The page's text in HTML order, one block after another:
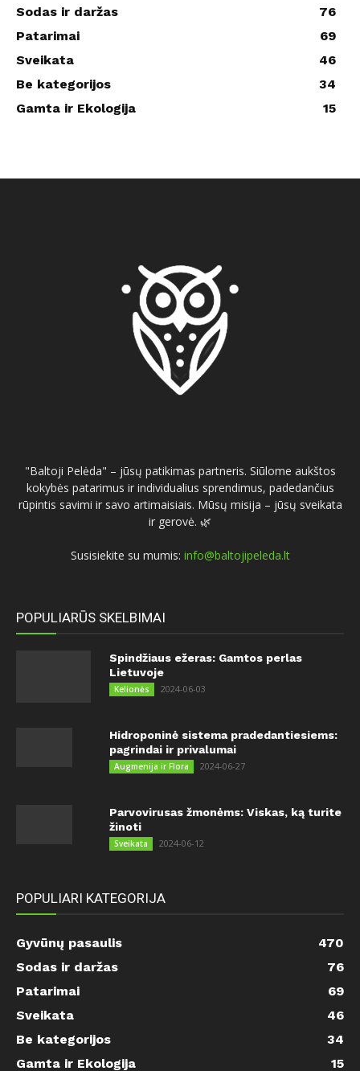
Sodas ir daržas
76
Patarimai
69
Sveikata
46
Be kategorijos
34
Gamta ir Ekologija
15
"Baltoji Pelėda" – jūsų patikimas partneris. Siūlome aukštos
kokybės patarimus ir individualius sprendimus, padedančius
rūpintis savimi ir savo artimaisiais. Mūsų misija – jūsų sveikata
ir gerovė. 🌿
Susisiekite su mumis: info@baltojipeleda.lt
POPULIARŪS SKELBIMAI
Spindžiaus ežeras: Gamtos perlas
Lietuvoje
Kelionės 2024-06-03
Hidroponinė sistema pradedantiesiems:
pagrindai ir privalumai
Augmenija ir Flora 2024-06-27
Parvovirusas žmonėms: Viskas, ką turite
žinoti
Sveikata 2024-06-12
POPULIARI KATEGORIJA
Gyvūnų pasaulis
470
Sodas ir daržas
76
Patarimai
69
Sveikata
46
Be kategorijos
34
Gamta ir Ekologija
15